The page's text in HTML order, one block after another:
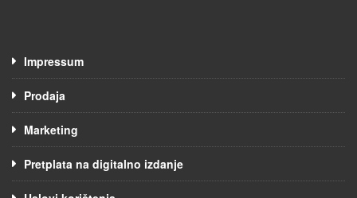
Impressum
Prodaja
Marketing
Pretplata na digitalno izdanje